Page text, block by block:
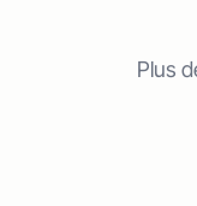
Plus